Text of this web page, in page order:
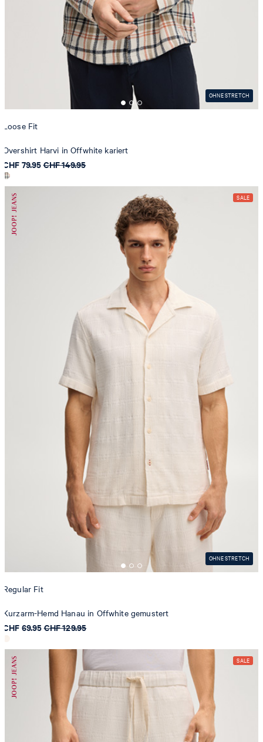
OHNE STRETCH
Loose Fit
Overshirt Harvi in Offwhite kariert
CHF 79.95CHF 149.95
OHNE STRETCH
Regular Fit
Kurzarm-Hemd Hanau in Offwhite gemustert
CHF 69.95CHF 129.95